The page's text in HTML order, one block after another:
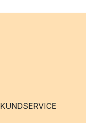
KUNDSERVICE